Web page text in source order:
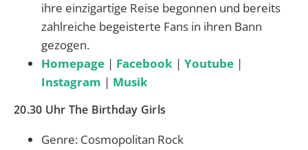
ihre einzigartige Reise begonnen und bereits
zahlreiche begeisterte Fans in ihren Bann
gezogen.
Homepage | Facebook | Youtube |
Instagram | Musik
20.30 Uhr The Birthday Girls
Genre: Cosmopolitan Rock